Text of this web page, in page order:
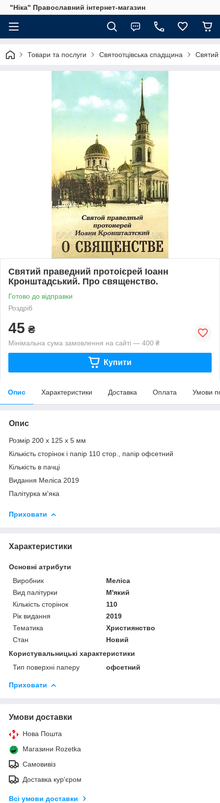
"Ніка" Православний інтернет-магазин
Товари та послуги Святоотцівська спадщина Святий
Святий праведний протоієрей Іоанн
Кронштадський. Про священство.
Готово до відправки
Роздріб
45 ₴
Мінімальна сума замовлення на сайті — 400 ₴
Купити
Опис Характеристики Доставка Оплата Умови
Опис
Розмір 200 х 125 х 5 мм
Кількість сторінок і папір 110 стор., папір офсетний
Кількість в пачці
Видання Меліса 2019
Палітурка м'яка
Приховати
Характеристики
Основні атрибути
Виробник
Меліса
Вид палітурки
М'який
Кількість сторінок
110
Рік видання
2019
Тематика
Християнство
Стан
Новий
Користувальницькі характеристики
Тип поверхні паперу
офсетний
Приховати
Умови доставки
Нова Пошта
Магазини Rozetka
Самовивіз
Доставка кур'єром
Всі умови доставки